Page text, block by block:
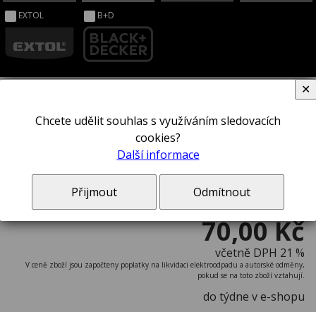
EXTOL B+D
Šroubovák STANLEY® 0-64-924
70,00 Kč
včetně DPH 21 %
V ceně zboží jsou započteny poplatky na likvidaci elektroodpadu a autorské odměny,
pokud se na toto zboží vztahují.
do týdne v e-shopu
Chcete udělit souhlas s využíváním sledovacích
cookies?
Další informace
Přijmout Odmítnout
✕